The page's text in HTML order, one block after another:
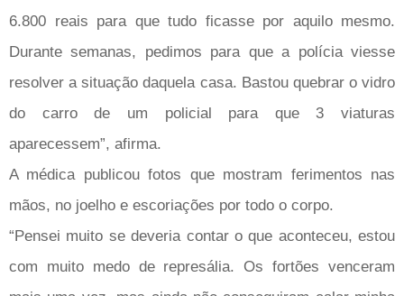
6.800 reais para que tudo ficasse por aquilo mesmo.
Durante semanas, pedimos para que a polícia viesse
resolver a situação daquela casa. Bastou quebrar o vidro
do carro de um policial para que 3 viaturas
aparecessem”, afirma.
A médica publicou fotos que mostram ferimentos nas
mãos, no joelho e escoriações por todo o corpo.
“Pensei muito se deveria contar o que aconteceu, estou
com muito medo de represália. Os fortões venceram